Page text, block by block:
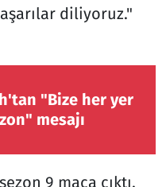
diliyoruz."
"Bize her yer
mesajı
9 maça çıktı.